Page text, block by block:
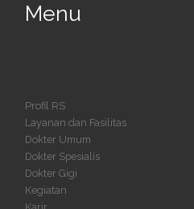
Menu
Profil RS
Layanan dan Fasilitas
Dokter Umum
Dokter Spesialis
Dokter Gigi
Kegiatan